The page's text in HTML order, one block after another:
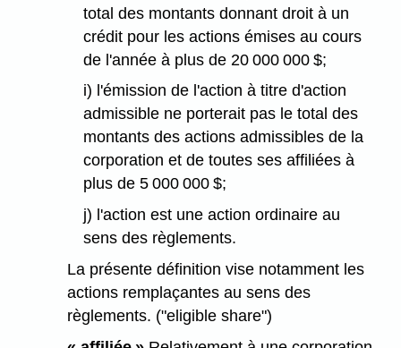
total des montants donnant droit à un
crédit pour les actions émises au cours
de l'année à plus de 20 000 000 $;
i) l'émission de l'action à titre d'action
admissible ne porterait pas le total des
montants des actions admissibles de la
corporation et de toutes ses affiliées à
plus de 5 000 000 $;
j) l'action est une action ordinaire au
sens des règlements.
La présente définition vise notamment les
actions remplaçantes au sens des
règlements. ("eligible share")